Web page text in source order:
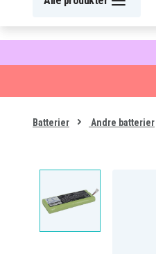
Batterier Andre batterier